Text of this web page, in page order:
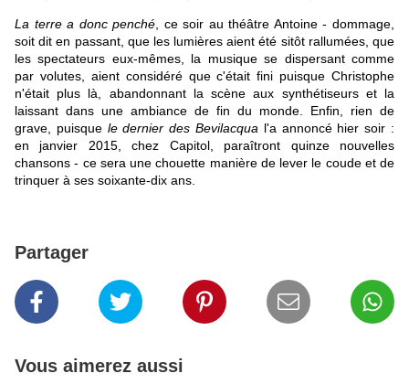
La terre a donc penché , ce soir au théâtre Antoine - dommage,
soit dit en passant, que les lumières aient été sitôt rallumées, que
les spectateurs eux-mêmes, la musique se dispersant comme
par volutes, aient considéré que c'était fini puisque Christophe
n'était plus là, abandonnant la scène aux synthétiseurs et la
laissant dans une ambiance de fin du monde. Enfin, rien de
grave, puisque le dernier des Bevilacqua l'a annoncé hier soir :
en janvier 2015, chez Capitol, paraîtront quinze nouvelles
chansons - ce sera une chouette manière de lever le coude et de
trinquer à ses soixante-dix ans.
Partager
Vous aimerez aussi